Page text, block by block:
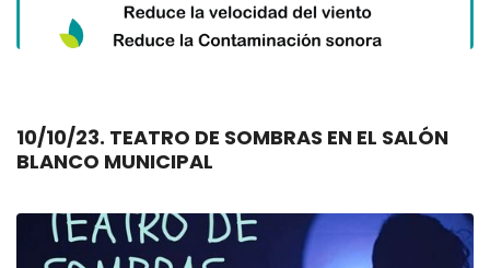
10/10/23. TEATRO DE SOMBRAS EN EL SALÓN
BLANCO MUNICIPAL